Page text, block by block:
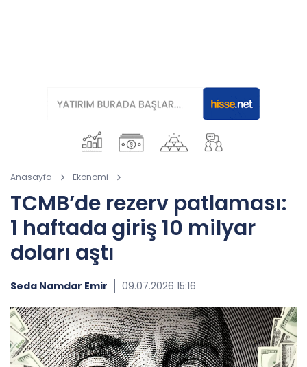
Anasayfa Ekonomi
TCMB’de rezerv patlaması:
1 haftada giriş 10 milyar
doları aştı
Seda Namdar Emir 09.07.2026 15:16